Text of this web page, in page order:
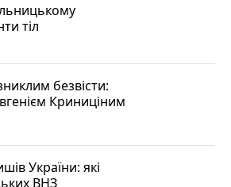
тіл
безвісти:
Криниціним
України: які
ВНЗ